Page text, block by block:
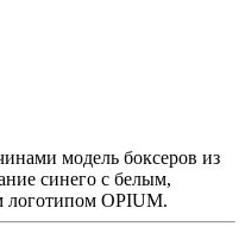
модель боксеров из
синего с белым,
логотипом OPIUM.